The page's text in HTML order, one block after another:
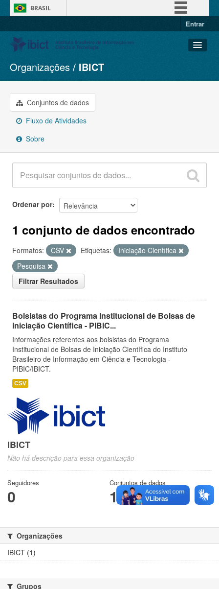
BRASIL
Entrar
Conjuntos de dados
Organizações
Grupos
Sobre
Organizações IBICT
Conjuntos de dados
Fluxo de Atividades
Sobre
Ordenar por
1 conjunto de dados encontrado
Formatos: CSV Etiquetas:
Iniciação Científica
Pesquisa
Filtrar Resultados
Bolsistas do Programa Institucional de Bolsas de
Iniciação Científica - PIBIC...
Informações referentes aos bolsistas do Programa
Institucional de Bolsas de Iniciação Científica do Instituto
Brasileiro de Informação em Ciência e Tecnologia -
PIBIC/IBICT.
CSV
IBICT
Não há descrição para essa organização
Seguidores
0
Conjuntos de dados
1
Organizações
IBICT (1)
Grupos